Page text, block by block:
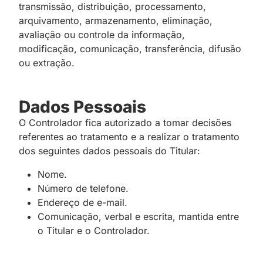
transmissão, distribuição, processamento,
arquivamento, armazenamento, eliminação,
avaliação ou controle da informação,
modificação, comunicação, transferência, difusão
ou extração.
Dados Pessoais
O Controlador fica autorizado a tomar decisões
referentes ao tratamento e a realizar o tratamento
dos seguintes dados pessoais do Titular:
Nome.
Número de telefone.
Endereço de e-mail.
Comunicação, verbal e escrita, mantida entre
o Titular e o Controlador.